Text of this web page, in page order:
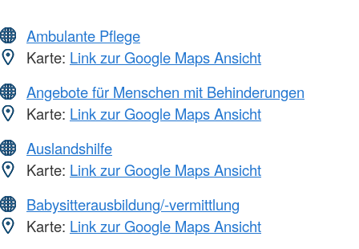
Ambulante Pflege
Karte: Link zur Google Maps Ansicht
Angebote für Menschen mit Behinderungen
Karte: Link zur Google Maps Ansicht
Auslandshilfe
Karte: Link zur Google Maps Ansicht
Babysitterausbildung/-vermittlung
Karte: Link zur Google Maps Ansicht